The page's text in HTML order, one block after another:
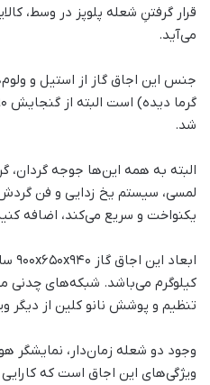
قرار گرفتنِ شعله پلوپز در وسط،
می‌آید.
جنس این اجاق گاز از استیل و
شد.
البته به همه این‌ها جوجه گردان،
لمسی، سیستم یخ زدایی و فن
یکنواخت و سریع می‌کند، اضافه
کیلوگرم می‌باشد. شبکه‌های چدنی
تنظیم و پوشش نانو کلین از
وجود دو شعله زمان‌دار، نمایشگر
ویژگی‌های این اجاق است که کارایی